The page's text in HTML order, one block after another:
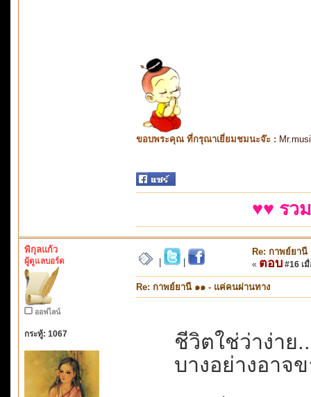
ขอบพระคุณ ที่กรุณาเยี่ยมชมนะจ๊ะ :
♥♥ รว
พิกุลแก้ว
ผู้ดูแลบอร์ด
ออฟไลน์
กระทู้: 1067
Re: กาพย์ยา
« ตอบ #16 เ
Re: กาพย์ยานี ๑๑ - แค่คนผ่านทาง
ชีวิตใช่ว่าง่าย
บางอย่างอาจ